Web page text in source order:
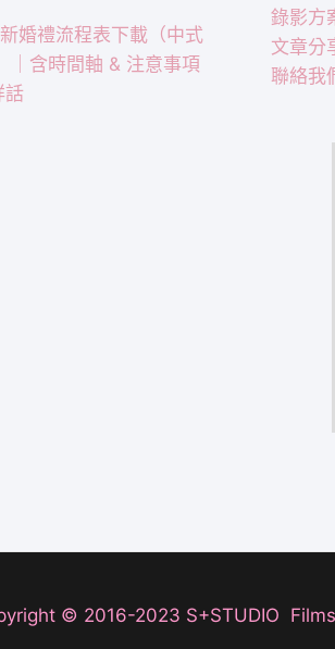
婚禮流程表下載（中式
｜含時間軸 & 注意事項
話
錄影方
文章分
聯絡我
© 2016-2023 S+STUDIO